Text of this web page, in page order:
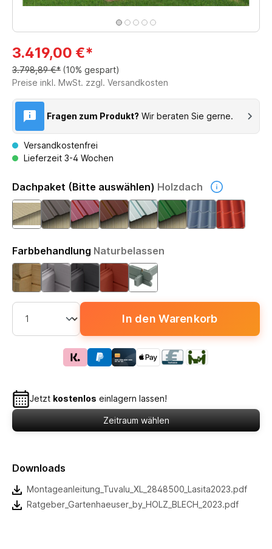
3.419,00 €*
3.798,89 €* (10% gespart)
Preise inkl. MwSt. zzgl. Versandkosten
Fragen zum Produkt? Wir beraten Sie gerne.
Versandkostenfrei
Lieferzeit 3-4 Wochen
Dachpaket (Bitte auswählen) Holzdach
Farbbehandlung Naturbelassen
In den Warenkorb
Jetzt kostenlos einlagern lassen!
Zeitraum wählen
Downloads
Montageanleitung_Tuvalu_XL_2848500_Lasita2023.pdf
Ratgeber_Gartenhaeuser_by_HOLZ_BLECH_2023.pdf